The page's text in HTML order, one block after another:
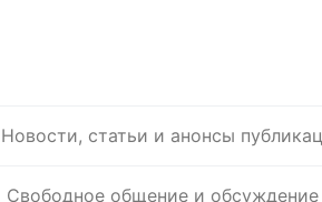
Новости, статьи и анонсы
Свободное общение и обсуждение